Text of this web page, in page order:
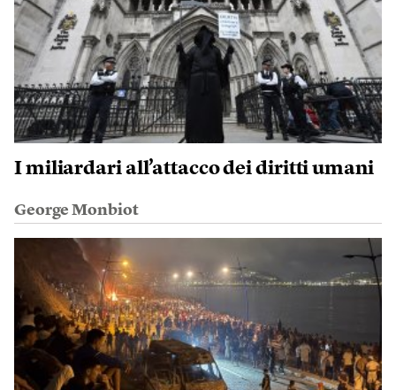
I miliardari all’attacco dei diritti umani
George Monbiot